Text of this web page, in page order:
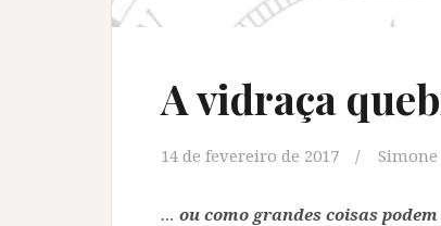
A vidraça
14 de fevereiro de 2017 Simone
… ou como grandes coisas